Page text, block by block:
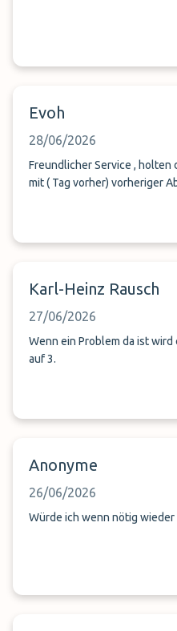
Evoh
28/06/2026
Freundlicher Service , holten
mit ( Tag vorher) vorheriger
Karl-Heinz Rausch
27/06/2026
Wenn ein Problem da ist wird es gelöst.
auf 3.
Anonyme
26/06/2026
Würde ich wenn nötig wieder